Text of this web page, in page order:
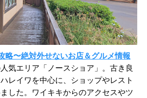
略〜絶対外せないお店＆グルメ情報
気エリア「ノースショア」。古き良
レイワを中心に、ショップやレスト
した。ワイキキからのアクセスやツ